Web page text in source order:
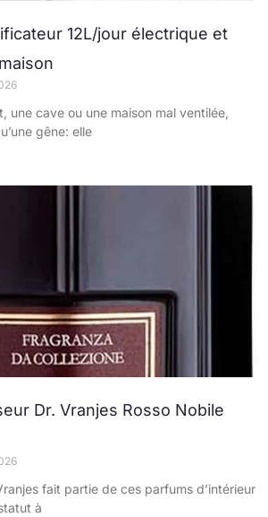
12L/jour électrique et
une cave ou une maison mal ventilée,
gêne: elle
Dr. Vranjes Rosso Nobile
fait partie de ces parfums d’intérieur
à